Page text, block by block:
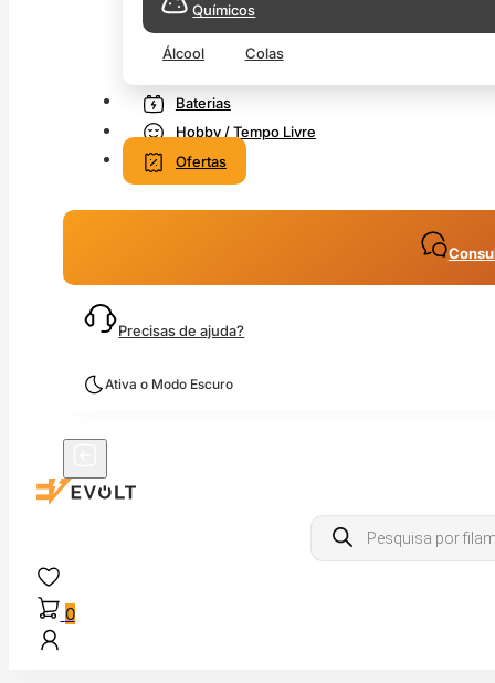
Químicos
Álcool Colas
Baterias
Hobby / Tempo Livre
Ofertas
Precisas de ajuda?
Ativa o Modo Escuro
Products
search
0